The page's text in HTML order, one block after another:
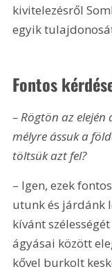
kivitelezésről
egyik
Fontos
– Rögtön az
mélyre ássuk a
töltsük azt fel?
– Igen, ezek
utunk és járdánk
kívánt
ágyásai között
kővel burkolt